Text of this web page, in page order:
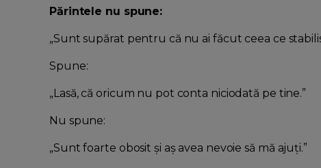
Părintele nu spune:
„Sunt supărat pentru că nu ai făcut ceea ce
Spune:
„Lasă, că oricum nu pot conta niciodată pe tine.”
Nu spune:
„Sunt foarte obosit și aș avea nevoie să mă ajuți.”